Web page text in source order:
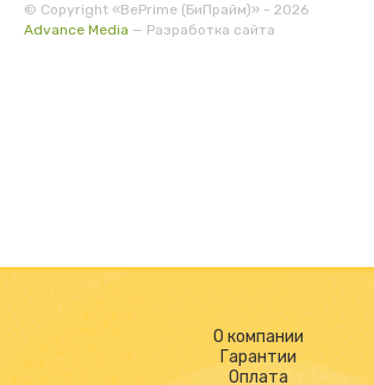
© Copyright «BePrime (БиПрайм)» - 2026
Advance Media — Разработка сайта
О компании
Гарантии
Оплата